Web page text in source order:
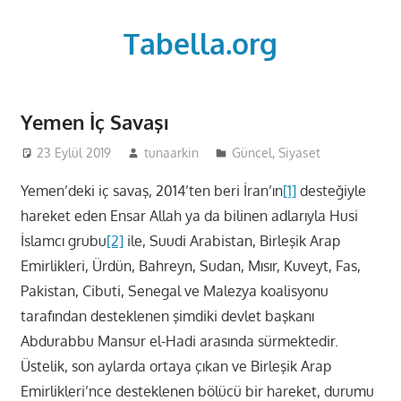
Tabella.org
Yemen İç Savaşı
23 Eylül 2019 tunaarkin Güncel,Siyaset
Yemen’deki iç savaş, 2014’ten beri İran’ın[1]desteğiyle
hareket eden Ensar Allah ya da bilinen adlarıyla Husi
İslamcı grubu[2]ile, Suudi Arabistan, Birleşik Arap
Emirlikleri, Ürdün, Bahreyn, Sudan, Mısır, Kuveyt, Fas,
Pakistan, Cibuti, Senegal ve Malezya koalisyonu
tarafından desteklenen şimdiki devlet başkanı
Abdurabbu Mansur el-Hadi arasında sürmektedir.
Üstelik, son aylarda ortaya çıkan ve Birleşik Arap
Emirlikleri’nce desteklenen bölücü bir hareket, durumu